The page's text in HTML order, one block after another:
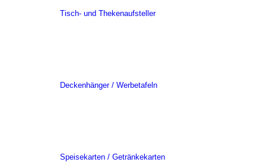
Tisch- und Thekenaufsteller
Deckenhänger / Werbetafeln
Speisekarten / Getränkekarten